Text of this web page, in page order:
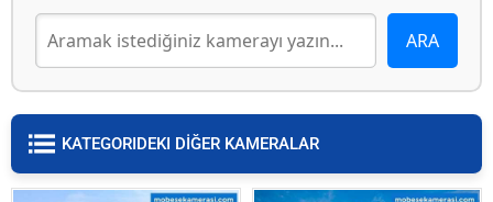
KATEGORIDEKI DİĞER KAMERALAR